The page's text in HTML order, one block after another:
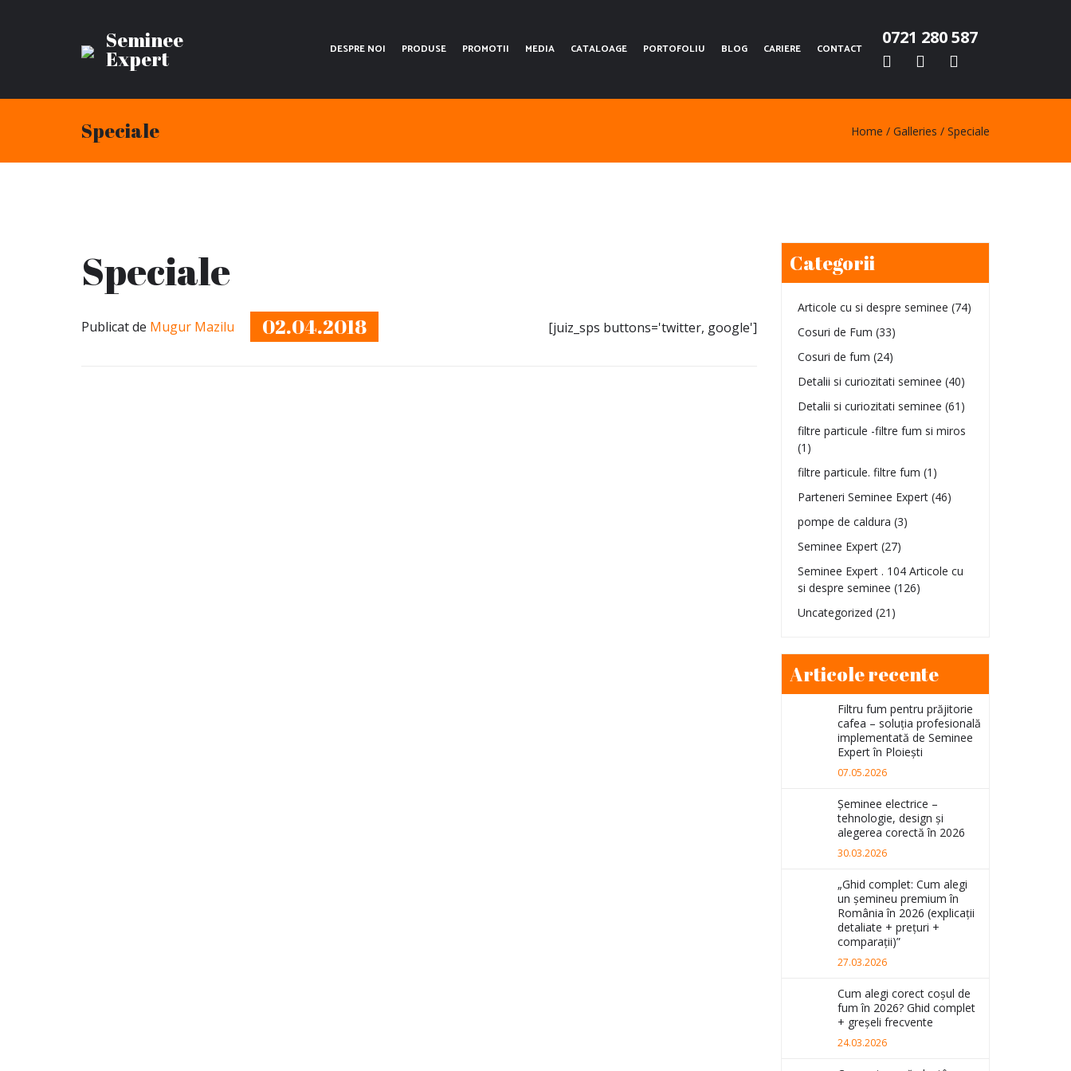
Seminee
Expert DESPRE NOI PRODUSE PROMOTII MEDIA CATALOAGE PORTOFOLIU BLOG CARIERE CONTACT
0721 280 587
Speciale Home Galleries Speciale
Speciale
Publicat de Mugur Mazilu 02.04.2018 [juiz_sps buttons='twitter, google']
Categorii
Articole cu si despre seminee (74)
Cosuri de Fum (33)
Cosuri de fum (24)
Detalii si curiozitati seminee (40)
Detalii si curiozitati seminee (61)
filtre particule -filtre fum si miros
(1)
filtre particule. filtre fum (1)
Parteneri Seminee Expert(46)
pompe de caldura (3)
Seminee Expert(27)
Seminee Expert . 104 Articole cu
si despre seminee (126)
Uncategorized (21)
Articole recente
Filtru fum pentru prăjitorie
cafea – soluția profesională
implementată de Seminee
Expert în Ploiești
07.05.2026
Șeminee electrice –
tehnologie, design și
alegerea corectă în 2026
30.03.2026
„Ghid complet: Cum alegi
un șemineu premium în
România în 2026 (explicații
detaliate + prețuri +
comparații)”
27.03.2026
Cum alegi corect coșul de
fum în 2026? Ghid complet
+ greșeli frecvente
24.03.2026